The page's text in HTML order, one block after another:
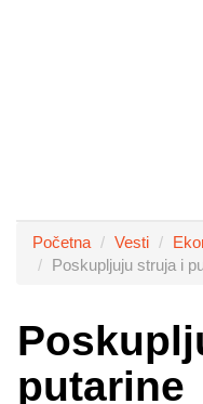
Početna Vesti
Poskupljuju struja i
putarine